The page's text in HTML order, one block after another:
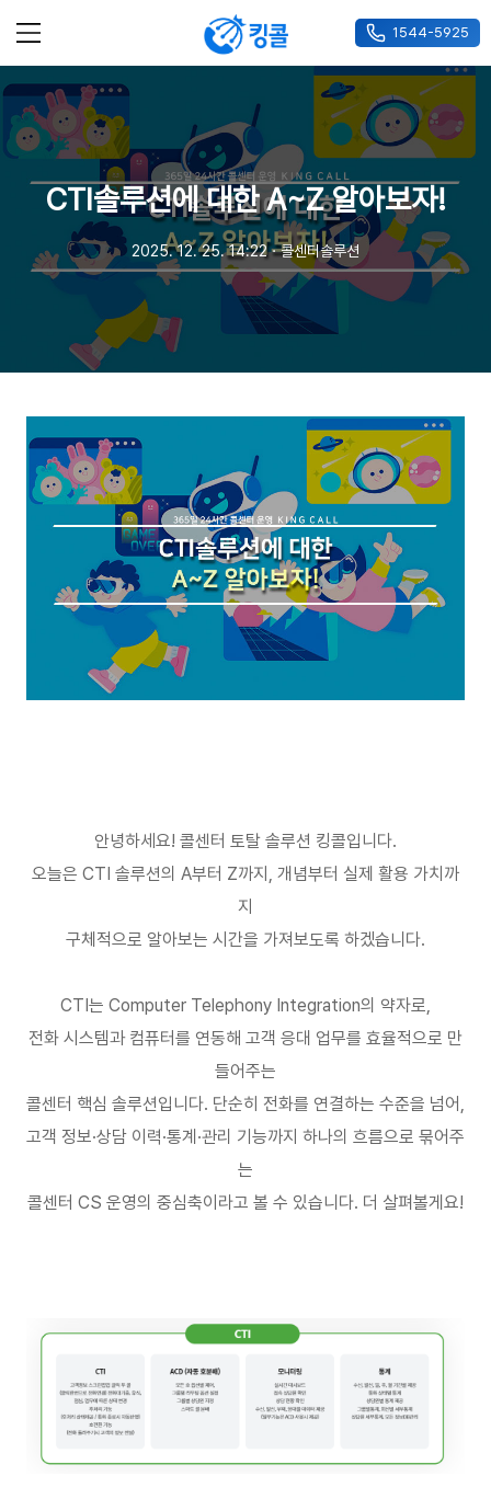
1544-5925
메뉴
CTI솔루션에 대한 A~Z 알아보자!
2025. 12. 25. 14:22ㆍ콜센터솔루션
안녕하세요! 콜센터 토탈 솔루션 킹콜입니다.
오늘은 CTI 솔루션의 A부터 Z까지 , 개념부터 실제 활용 가치까
지
구체적으로 알아보는 시간을 가져보도록 하겠습니다.
CTI는 Computer Telephony Integration의 약자로,
전화 시스템과 컴퓨터를 연동해 고객 응대 업무를 효율적으로 만
들어주는
콜센터 핵심 솔루션입니다. 단순히 전화를 연결하는 수준을 넘어 ,
고객 정보·상담 이력·통계 ·관리 기능까지 하나의 흐름으로 묶어주
는
콜센터 CS 운영의 중심축이라고 볼 수 있습니다. 더 살펴볼게요!